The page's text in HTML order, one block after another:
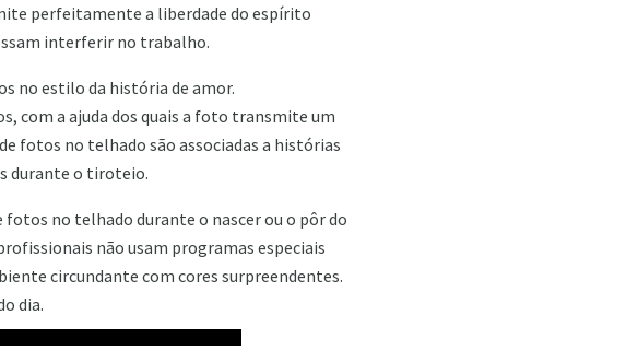
perfeitamente a liberdade do espírito
interferir no trabalho.
no estilo da história de amor.
com a ajuda dos quais a foto transmite um
fotos no telhado são associadas a histórias
durante o tiroteio.
fotos no telhado durante o nascer ou o pôr do
não usam programas especiais
circundante com cores surpreendentes.
dia.